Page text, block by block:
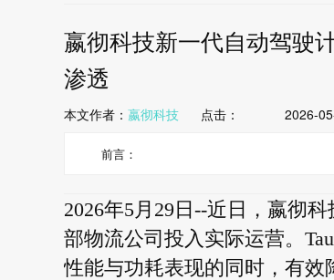
嬴彻科技新一代自动驾驶
渗透
本文作者： 嬴彻科技点击： 2026-
前言：
2026年5月29日--近日，嬴彻
部物流公司投入实际运营。
性能与功耗表现的同时，有